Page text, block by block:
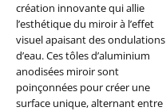
création innovante qui allie
l’esthétique du miroir à l’effet
visuel apaisant des ondulations
d’eau. Ces tôles d’aluminium
anodisées miroir sont
poinçonnées pour créer une
surface unique, alternant entre